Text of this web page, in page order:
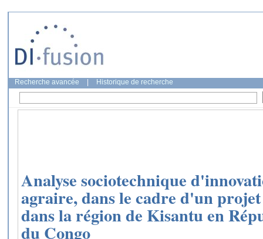
Recherche avancée Historique de recherche
Analyse sociotechnique
agraire, dans le cadre d'un projet
dans la région de Kisantu en
du Congo